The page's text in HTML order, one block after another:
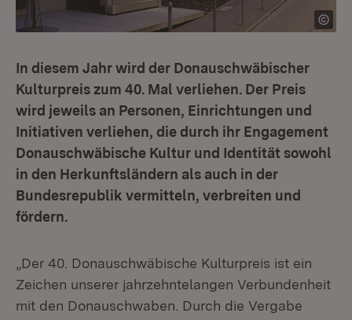
In diesem Jahr wird der Donauschwäbischer
Kulturpreis zum 40. Mal verliehen. Der Preis
wird jeweils an Personen, Einrichtungen und
Initiativen verliehen, die durch ihr Engagement
Donauschwäbische Kultur und Identität sowohl
in den Herkunftsländern als auch in der
Bundesrepublik vermitteln, verbreiten und
fördern.
„Der 40. Donauschwäbische Kulturpreis ist ein
Zeichen unserer jahrzehntelangen Verbundenheit
mit den Donauschwaben. Durch die Vergabe